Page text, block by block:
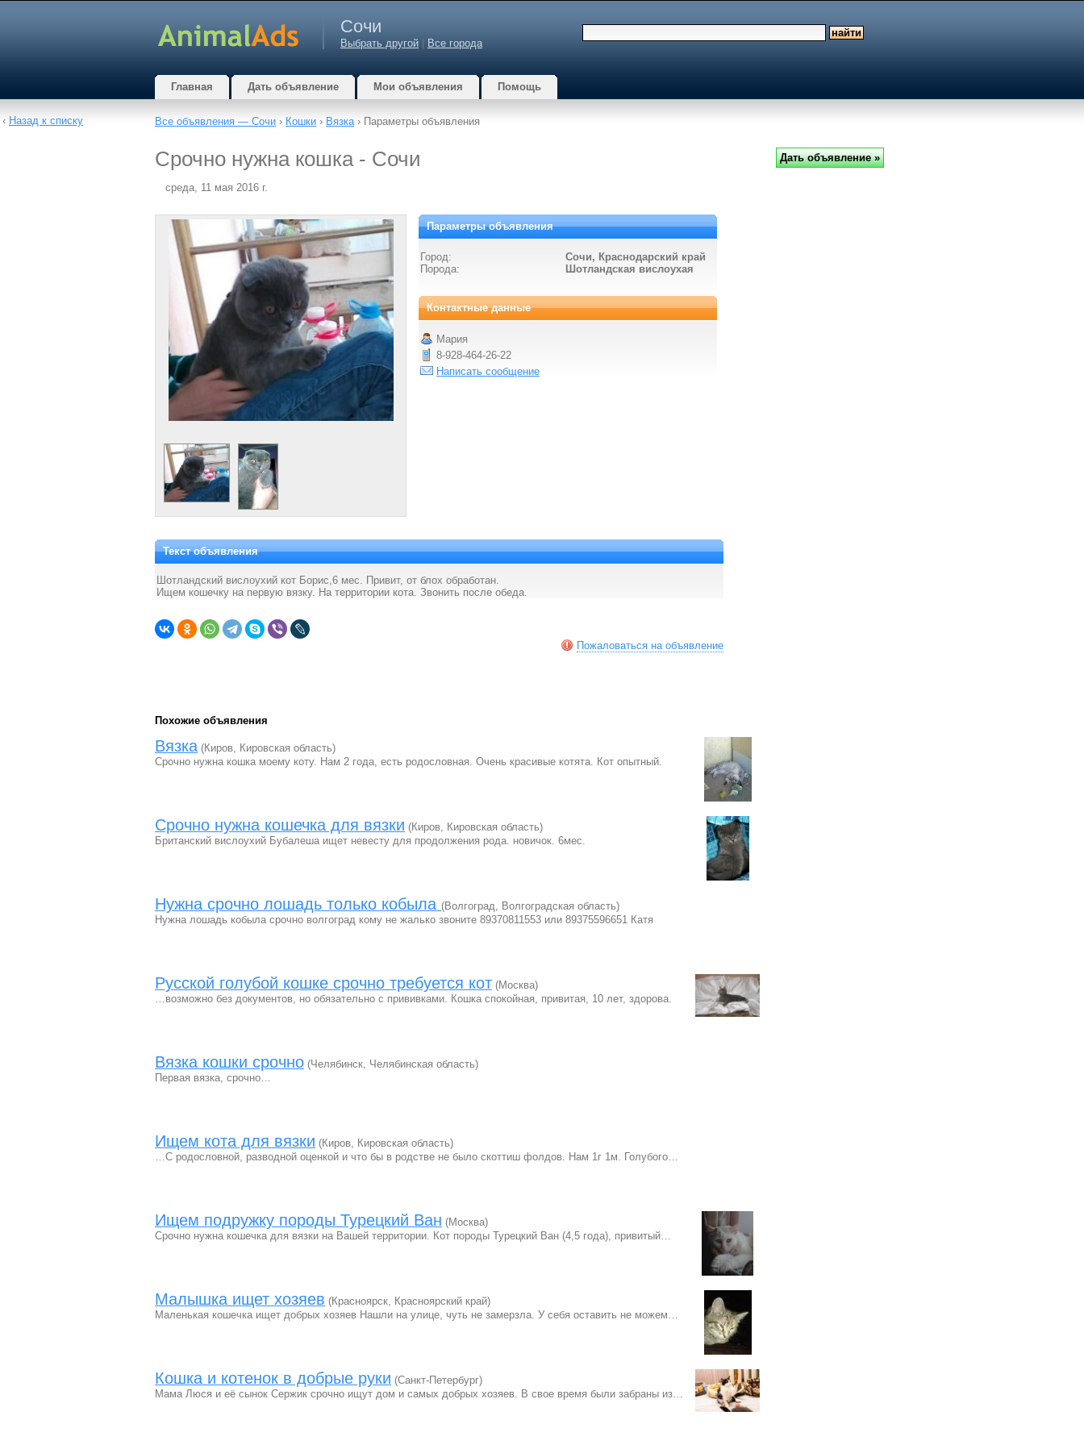
Сочи
Выбрать другой Все города
Главная Дать объявление Мои объявления Помощь
Все объявления — Сочи › Кошки › Вязка› Параметры объявления
Срочно нужна кошка - Сочи
среда, 11 мая 2016 г.
Параметры объявления
Город:
Сочи, Краснодарский край
Порода:
Шотландская вислоухая
Контактные данные
Мария
8-928-464-26-22
Написать сообщение
Текст объявления
Шотландский вислоухий кот Борис,6 мес. Привит, от блох обработан.
Ищем кошечку на первую вязку. На территории кота. Звонить после обеда.
Пожаловаться на объявление
Похожие объявления
Вязка (Киров, Кировская область)
Срочно нужна кошка моему коту. Нам 2 года, есть родословная. Очень красивые котята. Кот опытный.
Срочно нужна кошечка для вязки (Киров, Кировская область)
Британский вислоухий Бубалеша ищет невесту для продолжения рода. новичок. 6мес.
Нужна срочно лошадь только кобыла (Волгоград, Волгоградская область)
Нужна лошадь кобыла срочно волгоград кому не жалько звоните 89370811553 или 89375596651 Катя
Русской голубой кошке срочно требуется кот (Москва)
…возможно без документов, но обязательно с прививками. Кошка спокойная, привитая, 10 лет, здорова.
Вязка кошки срочно (Челябинск, Челябинская область)
Первая вязка, срочно…
Ищем кота для вязки (Киров, Кировская область)
…С родословной, разводной оценкой и что бы в родстве не было скоттиш фолдов. Нам 1г 1м. Голубого…
Ищем подружку породы Турецкий Ван (Москва)
Срочно нужна кошечка для вязки на Вашей территории. Кот породы Турецкий Ван (4,5 года), привитый…
Малышка ищет хозяев (Красноярск, Красноярский край)
Маленькая кошечка ищет добрых хозяев Нашли на улице, чуть не замерзла. У себя оставить не можем…
Кошка и котенок в добрые руки (Санкт-Петербург)
Мама Люся и её сынок Сержик срочно ищут дом и самых добрых хозяев. В свое время были забраны из…
‹ Назад к списку